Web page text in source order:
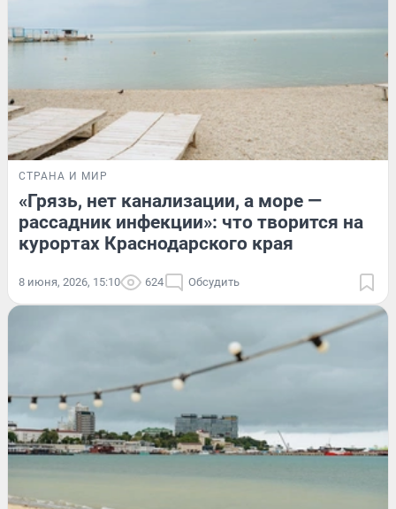
СТРАНА И МИР
«Грязь, нет канализации, а море —
рассадник инфекции»: что творится на
курортах Краснодарского края
8 июня, 2026, 15:10 624 Обсудить